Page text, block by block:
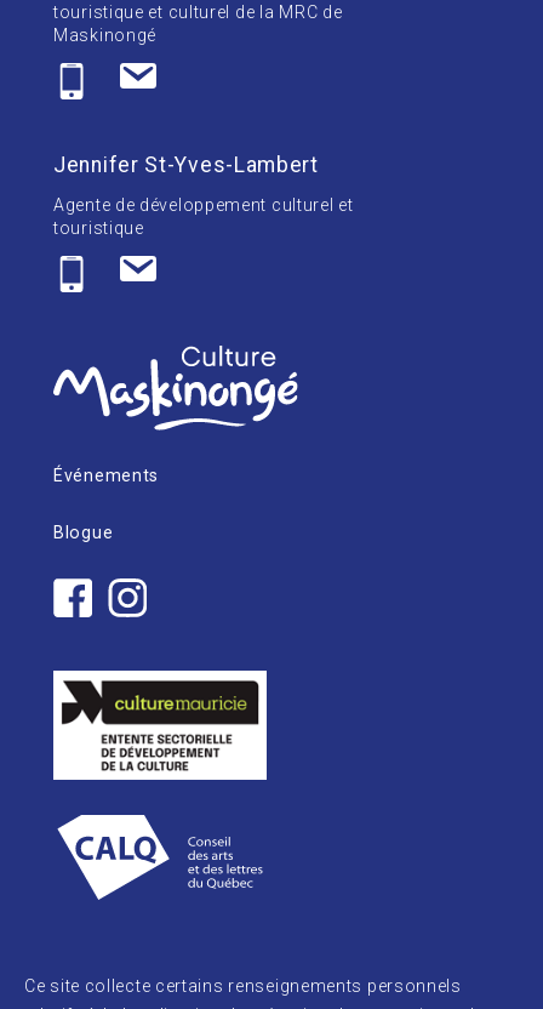
touristique et culturel de la MRC de
Maskinongé
Jennifer St-Yves-Lambert
Agente de développement culturel et
touristique
Événements
Blogue
Ce site collecte certains renseignements personnels